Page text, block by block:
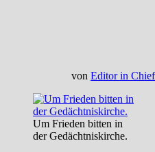
von Editor in Chief
Um Frieden bitten in
der Gedächtniskirche.